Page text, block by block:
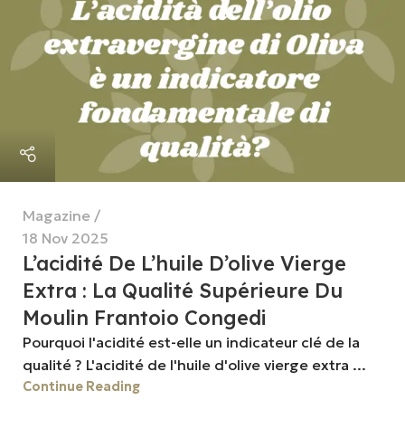
Magazine
18 Nov 2025
L’acidité De L’huile D’olive Vierge
Extra : La Qualité Supérieure Du
Moulin Frantoio Congedi
Pourquoi l'acidité est-elle un indicateur clé de la
qualité ? L'acidité de l'huile d'olive vierge extra ...
Continue Reading